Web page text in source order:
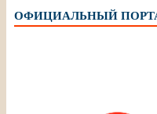
ОФИЦИАЛЬНЫЙ